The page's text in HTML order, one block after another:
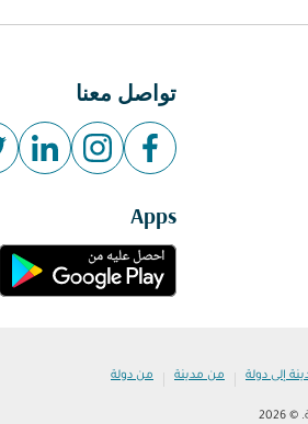
تواصل معنا
Apps
إلى دولة | من مدينة | من دولة